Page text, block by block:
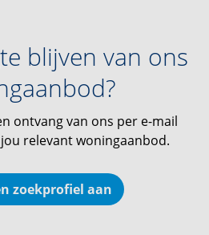
blijven van ons
ontvang van ons per e-mail
relevant woningaanbod.
zoekprofiel aan